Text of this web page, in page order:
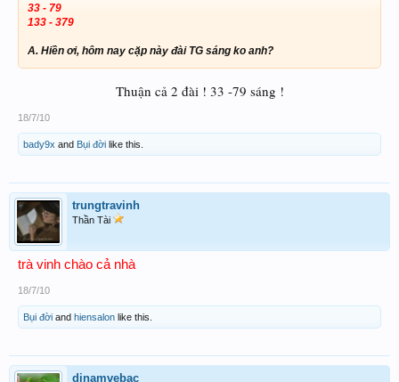
33 - 79
133 - 379
A. Hiền ơi, hôm nay cặp này đài TG sáng ko anh?
Thuận cả 2 đài ! 33 -79 sáng !
18/7/10
bady9x and Bụi đời like this.
trungtravinh
Thần Tài
trà vinh chào cả nhà
18/7/10
Bụi đời and hiensalon like this.
dinamvebac